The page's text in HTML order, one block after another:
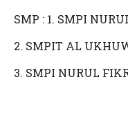
SMP : 1. SMPI
2. SMPIT AL
3. SMPI NURUL